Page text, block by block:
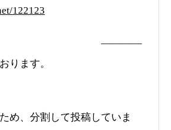
122123
ります。
め、分割して投稿していま